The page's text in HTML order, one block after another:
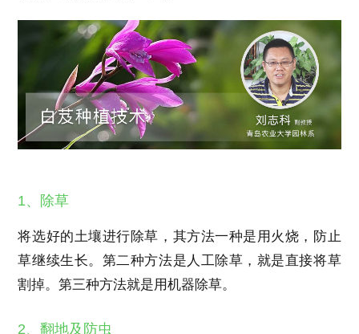
1、除草
将选好的土壤进行除草，其方法一种是用火烧，防止
草继续生长。第二种方法是人工除草，就是直接将草
割掉。第三种方法就是用机器除草。
2、翻地及防虫